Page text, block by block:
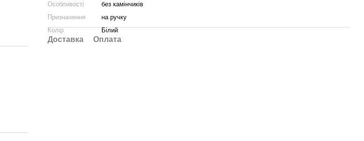
Особливості
без камінчиків
Призначення
на ручку
Колір
Білий
Доставка Оплата